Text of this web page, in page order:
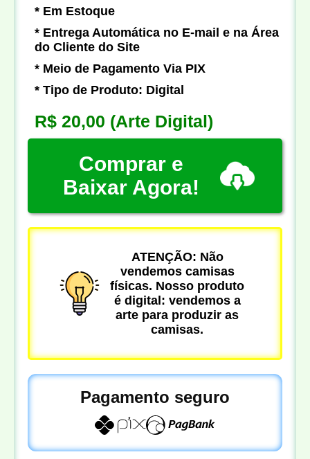
* Em Estoque
* Entrega Automática no E-mail e na Área
do Cliente do Site
* Meio de Pagamento Via PIX
* Tipo de Produto: Digital
R$ 20,00 (Arte Digital)
Comprar e
Baixar Agora!
ATENÇÃO: Não
vendemos camisas
físicas. Nosso produto
é digital: vendemos a
arte para produzir as
camisas.
Pagamento seguro